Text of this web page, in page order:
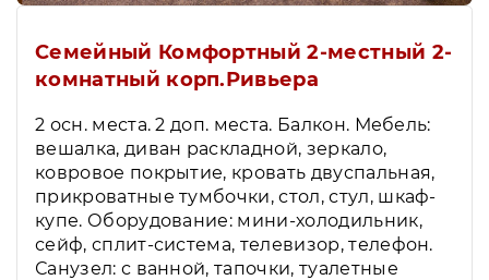
Семейный Комфортный 2-местный 2-
комнатный корп.Ривьера
2 осн. места. 2 доп. места. Балкон. Мебель:
вешалка, диван раскладной, зеркало,
ковровое покрытие, кровать двуспальная,
прикроватные тумбочки, стол, стул, шкаф-
купе. Оборудование: мини-холодильник,
сейф, сплит-система, телевизор, телефон.
Санузел: с ванной, тапочки, туалетные